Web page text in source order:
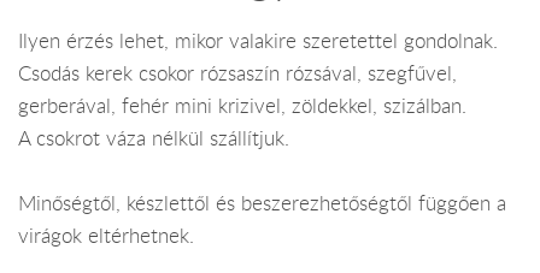
Ilyen érzés lehet, mikor valakire szeretettel gondolnak.
Csodás kerek csokor rózsaszín rózsával, szegfűvel,
gerberával, fehér mini krizivel, zöldekkel, szizálban.
A csokrot váza nélkül szállítjuk.
Minőségtől, készlettől és beszerezhetőségtől függően a
virágok eltérhetnek.